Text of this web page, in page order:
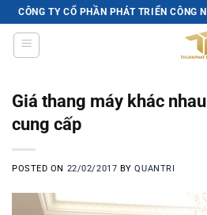
Skip
to
content
CÔNG TY CỔ PHẦN PHÁT TRIỂN CÔNG
Giá thang máy khác
cung cấp
POSTED ON 22/02/2017 BYQUANTRI